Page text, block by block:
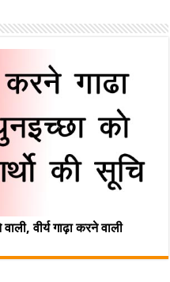
वीर्य गाढ़ा करने वाली